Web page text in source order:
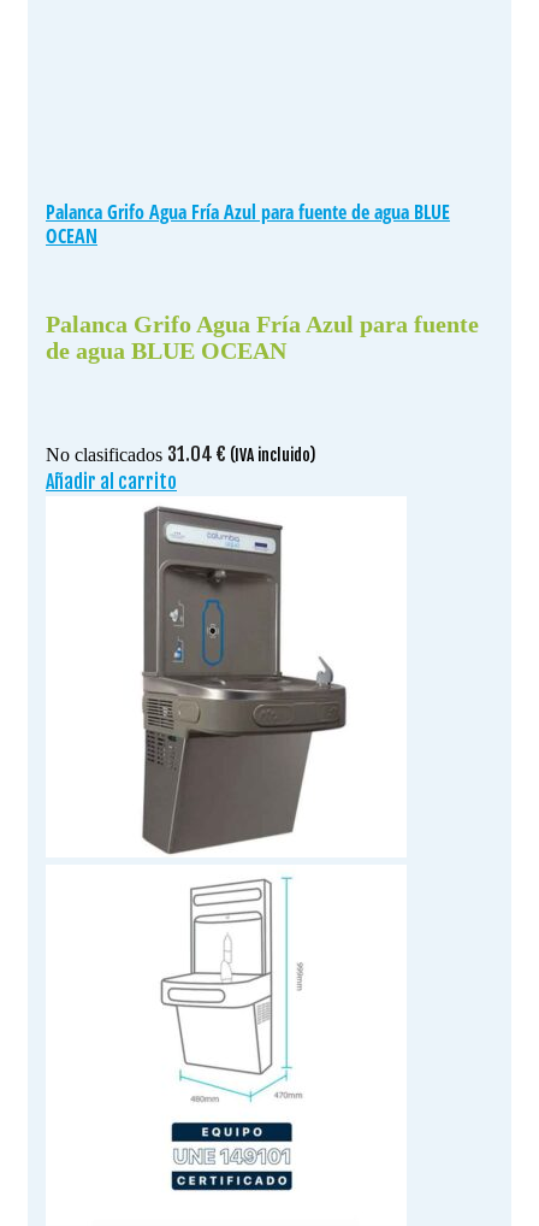
Palanca Grifo Agua Fría Azul para fuente de agua BLUE
OCEAN
Palanca Grifo Agua Fría Azul para fuente
de agua BLUE OCEAN
No clasificados 31.04 € (IVA incluido)
Añadir al carrito